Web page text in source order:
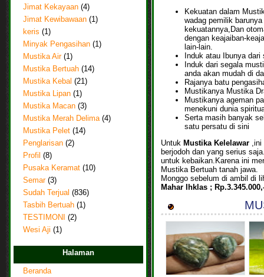
Jimat Kekayaan (4)
Jimat Kewibawaan (1)
keris (1)
Minyak Pengasihan (1)
Mustika Air (1)
Mustika Bertuah (14)
Mustika Kebal (21)
Mustika Lipan (1)
Mustika Macan (3)
Mustika Merah Delima (4)
Mustika Pelet (14)
Penglarisan (2)
Profil (8)
Pusaka Keramat (10)
Semar (3)
Sudah Terjual (836)
Tasbih Bertuah (1)
TESTIMONI
(2)
Wesi Aji (1)
Halaman
Beranda
Kekuatan dalam
wadag pemilik
kekuatannya,Dan
dengan keajaiban-
lain-lain.
Induk atau Ibunya
Induk dari segala
anda akan mudah di
Rajanya batu
Mustikanya Mustika
Mustikanya ageman
menekuni dunia
Serta masih banyak
satu persatu di sini
Untuk Mustika Kelelawar
berjodoh dan yang serius
untuk kebaikan.Karena ini
Mustika Bertuah tanah jawa.
Monggo sebelum di ambil di
Mahar Ihklas ;